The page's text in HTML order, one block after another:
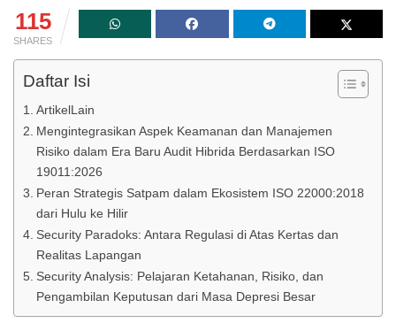
115
SHARES
Daftar Isi
ArtikelLain
Mengintegrasikan Aspek Keamanan dan Manajemen
Risiko dalam Era Baru Audit Hibrida Berdasarkan ISO
19011:2026
Peran Strategis Satpam dalam Ekosistem ISO 22000:2018
dari Hulu ke Hilir
Security Paradoks: Antara Regulasi di Atas Kertas dan
Realitas Lapangan
Security Analysis: Pelajaran Ketahanan, Risiko, dan
Pengambilan Keputusan dari Masa Depresi Besar